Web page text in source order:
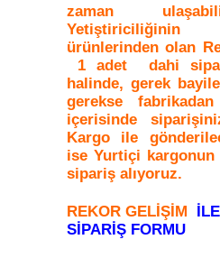
zaman
ürünlerinden olan
1 adet dahi
halinde, gerek
gerekse
içerisinde
Kargo ile
ise Yurtiçi
sipariş alıyoruz.
REKOR GELİŞİM
SİPARİŞ FORMU